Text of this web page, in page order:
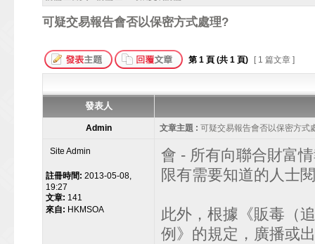
可疑交易報告會否以保密方式處理?
第 1 頁 (共 1 頁) [ 1 篇文章 ]
發表人
Admin 文章主題 : 可疑交易報告會否以保密方式
Site Admin
註冊時間: 2013-05-08,
19:27
文章: 141
來自: HKMSOA
會 - 所有向聯合財富
限有需要知道的人士
此外，根據《販毒（
例》的規定，廣播或